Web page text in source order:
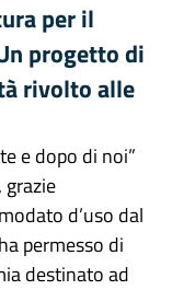
per il
progetto di
rivolto alle
e dopo di noi”
grazie
d’uso dal
permesso di
destinato ad